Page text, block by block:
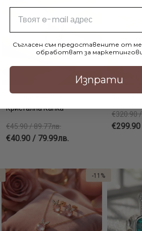
Сребърни Обеци
Кристална Капка
€45.90 / 89.77лв.
€40.90 / 79.99лв.
Златни
€320.90
-11%
Съгласен съм предоставените от
обработват за маркетингови
Изпрати